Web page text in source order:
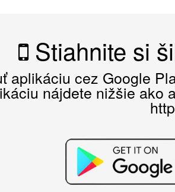
Stiahnite si
aplikáciu cez Google
nájdete nižšie ako